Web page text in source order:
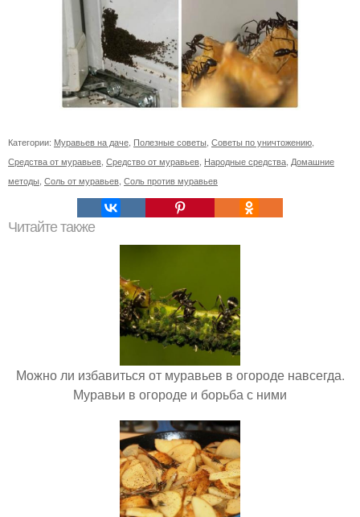
Категории: Муравьев на даче Полезные советы Советы по уничтожению
Средства от муравьев Средство от муравьев Народные средства Домашние
методы Соль от муравьев Соль против муравьев
Читайте также
Можно ли избавиться от муравьев в огороде навсегда.
Муравьи в огороде и борьба с ними